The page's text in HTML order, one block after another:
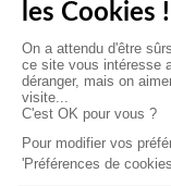
Notre service client
Nous contacter